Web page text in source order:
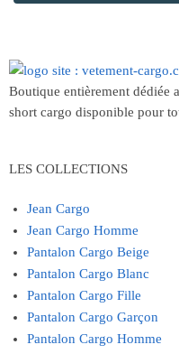
Boutique entièrement dédiée
short cargo disponible pour
LES COLLECTIONS
Jean Cargo
Jean Cargo Homme
Pantalon Cargo Beige
Pantalon Cargo Blanc
Pantalon Cargo Fille
Pantalon Cargo Garçon
Pantalon Cargo Homme